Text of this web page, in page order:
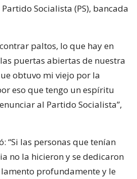
Socialista (PS), bancada
paltos, lo que hay en
puertas abiertas de nuestra
obtuvo mi viejo por la
eso que tengo un espíritu
al Partido Socialista”,
“Si las personas que tenían
no la hicieron y se dedicaron
profundamente y le